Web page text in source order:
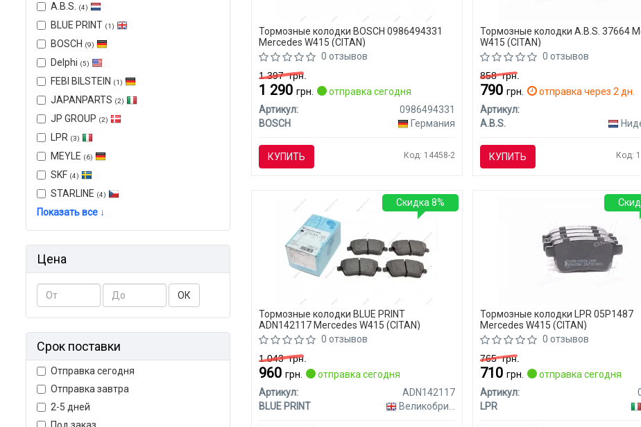
A.B.S. (4)
BLUE PRINT (1)
BOSCH (9)
Delphi (5)
FEBI BILSTEIN (1)
JAPANPARTS (2)
JP GROUP (2)
LPR (3)
MEYLE (6)
SKF (4)
STARLINE (4)
Показать все ↓
Цена
ОК
Срок поставки
Отправка сегодня
Отправка завтра
2-5 дней
Тормозные колодки BOSCH 0986494331
Mercedes W415 (CITAN)
0 отзывов
1 397грн.
1 290 грн.
отправка сегодня
Артикул:
0986494331
BOSCH
Германия
КУПИТЬ Код: 14458-2
Тормозные колодки A.B.S. 37664
W415 (CITAN)
0 отзывов
858грн.
790грн.
отправка через 2 дн.
Артикул:
A.B.S.
КУПИТЬ Код:
Тормозные колодки BLUE PRINT
ADN142117 Mercedes W415 (CITAN)
0 отзывов
1 043грн.
960 грн.
отправка сегодня
Артикул:
ADN142117
BLUE PRINT
Великобритания
Скидка 8%
Тормозные колодки LPR 05P1487
Mercedes W415 (CITAN)
0 отзывов
765грн.
710грн.
отправка сегодня
Артикул:
LPR